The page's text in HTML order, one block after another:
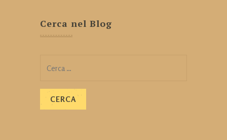
Cerca nel Blog